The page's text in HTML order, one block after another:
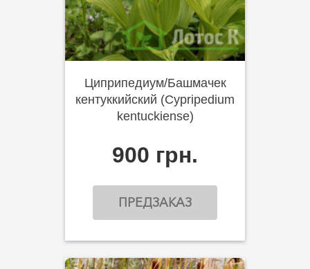
Циприпедиум/Башмачек
кентуккийский (Cypripedium
kentuckiensе)
900 грн.
ПРЕДЗАКАЗ